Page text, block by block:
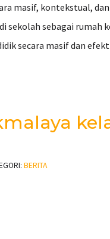
masif, kontekstual,
sekolah sebagai rumah
secara masif dan
BERITA